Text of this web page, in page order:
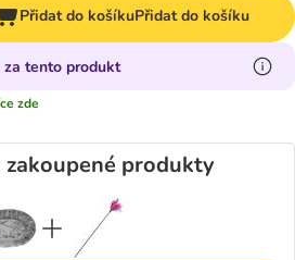
Přidat do košíkuPřidat do košíku
tento produkt
zde
produkty